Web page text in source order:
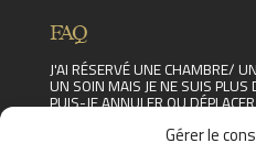
Gérer le
FAQ
J'AI RÉSERVÉ UNE CHAMBRE/
UN SOIN MAIS JE NE SUIS PLUS
PUIS-JE ANNULER OU